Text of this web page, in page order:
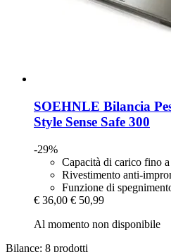
SOEHNLE Bilancia
Style Sense Safe 300
-29%
Capacità di carico fino
Rivestimento anti-
Funzione di
€ 36,00 € 50,99
Al momento non disponibile
Bilance: 8 prodotti